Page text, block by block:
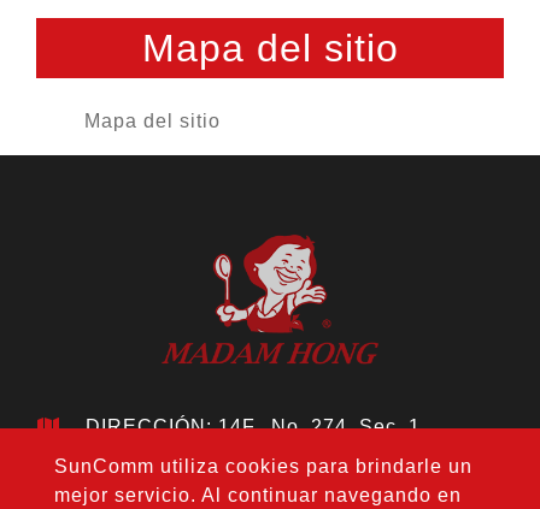
Mapa del sitio
Mapa del sitio
SunComm utiliza cookies para brindarle un
mejor servicio. Al continuar navegando en
DIRECCIÓN: 14F., No. 274, Sec. 1,
Wenxin Rd., Distrito Nantun, Ciudad de
Taichung 408, Taiwán